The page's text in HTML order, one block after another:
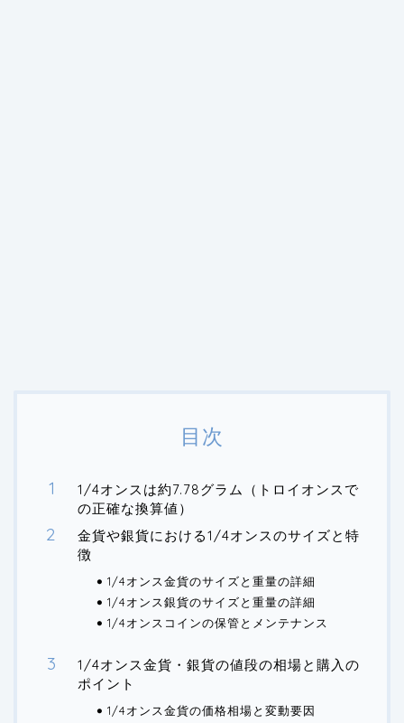
目次
1/4オンスは約7.78グラム（トロイオンスで
の正確な換算値）
金貨や銀貨における1/4オンスのサイズと特
徴
1/4オンス金貨のサイズと重量の詳細
1/4オンス銀貨のサイズと重量の詳細
1/4オンスコインの保管とメンテナンス
1/4オンス金貨・銀貨の値段の相場と購入の
ポイント
1/4オンス金貨の価格相場と変動要因